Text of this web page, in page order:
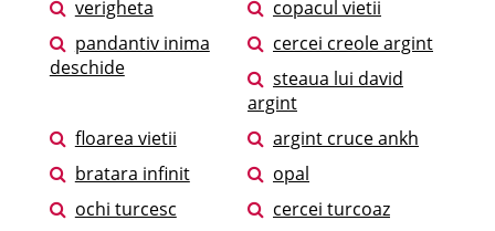
verigheta
copacul vietii
pandantiv inima
deschide
cercei creole argint
steaua lui david
argint
floarea vietii
argint cruce ankh
bratara infinit
opal
ochi turcesc
cercei turcoaz